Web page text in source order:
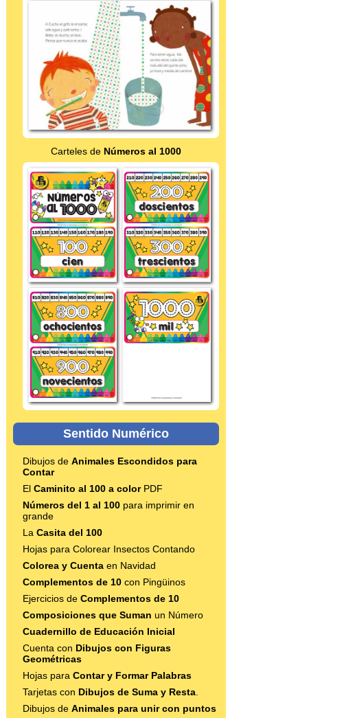
Carteles de Números al 1000
Sentido Numérico
Dibujos de Animales Escondidos para
Contar
El Caminito al 100 a colorPDF
Números del 1 al 100 para imprimir en
grande
La Casita del 100
Hojas para Colorear Insectos Contando
Colorea y Cuenta en Navidad
Complementos de 10 con Pingüinos
Ejercicios de Complementos de 10
Composiciones que Suman un Número
Cuadernillo de Educación Inicial
Cuenta con Dibujos con Figuras
Geométricas
Hojas para Contar y Formar Palabras
Tarjetas con Dibujos de Suma y Resta
Dibujos de Animales para unir con puntos